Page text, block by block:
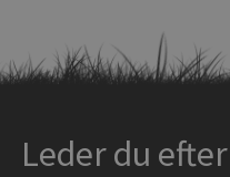
Leder du